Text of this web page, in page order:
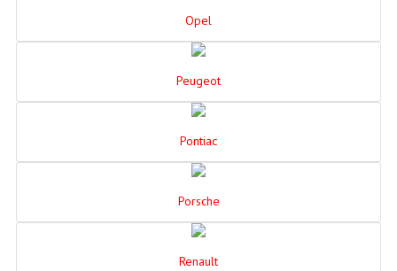
Opel
Peugeot
Pontiac
Porsche
Renault